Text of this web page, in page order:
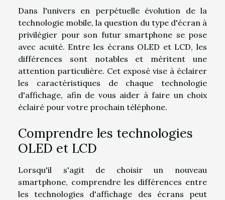
Dans l'univers en perpétuelle évolution de la
technologie mobile, la question du type d'écran à
privilégier pour son futur smartphone se pose
avec acuité. Entre les écrans OLED et LCD, les
différences sont notables et méritent une
attention particulière. Cet exposé vise à éclairer
les caractéristiques de chaque technologie
d'affichage, afin de vous aider à faire un choix
éclairé pour votre prochain téléphone.
Comprendre les technologies
OLED et LCD
Lorsqu'il s'agit de choisir un nouveau
smartphone, comprendre les différences entre
les technologies d'affichage des écrans peut